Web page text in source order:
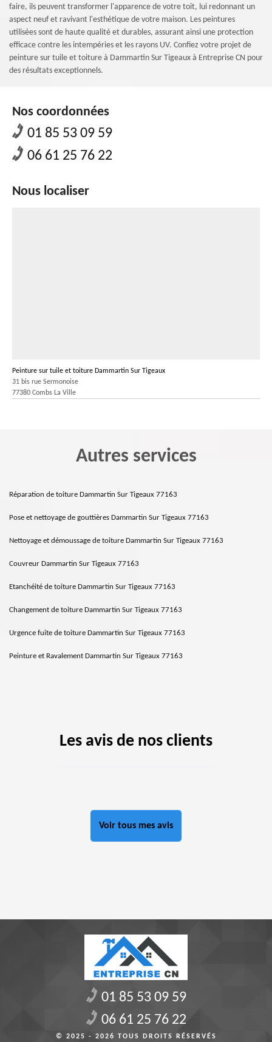
faire, ils peuvent transformer l'apparence de votre toit, lui redonnant un
aspect neuf et ravivant l'esthétique de votre maison. Les peintures
utilisées sont de haute qualité et durables, assurant ainsi une protection
efficace contre les intempéries et les rayons UV. Confiez votre projet de
peinture sur tuile et toiture à Dammartin Sur Tigeaux à Entreprise CN pour
des résultats exceptionnels.
Nos coordonnées
01 85 53 09 59
06 61 25 76 22
Nous localiser
Peinture sur tuile et toiture Dammartin Sur Tigeaux
31 bis rue Sermonoise
77380 Combs La Ville
Autres services
Réparation de toiture Dammartin Sur Tigeaux 77163
Pose et nettoyage de gouttières Dammartin Sur Tigeaux 77163
Nettoyage et démoussage de toiture Dammartin Sur Tigeaux 77163
Couvreur Dammartin Sur Tigeaux 77163
Etanchéité de toiture Dammartin Sur Tigeaux 77163
Changement de toiture Dammartin Sur Tigeaux 77163
Urgence fuite de toiture Dammartin Sur Tigeaux 77163
Peinture et Ravalement Dammartin Sur Tigeaux 77163
Les avis de nos clients
Voir tous mes avis
01 85 53 09 59
06 61 25 76 22
© 2025 - 2026 TOUS DROITS RÉSERVÉS